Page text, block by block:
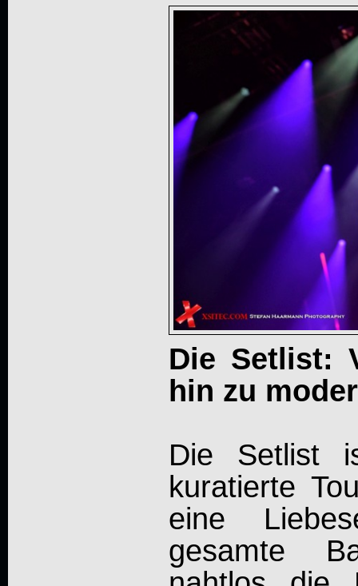
Die Setlist:
hin zu
Die Setlist
kuratierte
eine
gesamte